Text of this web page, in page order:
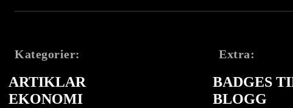
Kategorier:
ARTIKLAR
EKONOMI
Extra:
BADGES
BLOGG